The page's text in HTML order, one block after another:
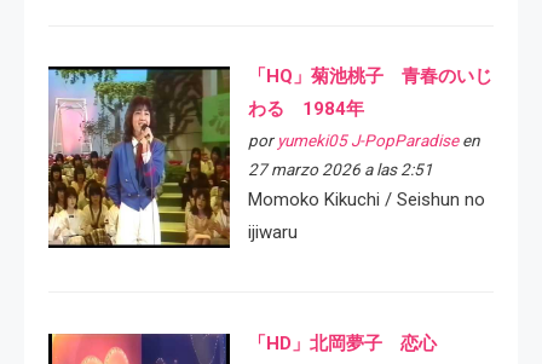
「HQ」菊池桃子 青春のいじ
わる 1984年
por yumeki05 J-PopParadiseen
27 marzo 2026 a las 2:51
Momoko Kikuchi / Seishun no
ijiwaru
「HD」北岡夢子 恋心